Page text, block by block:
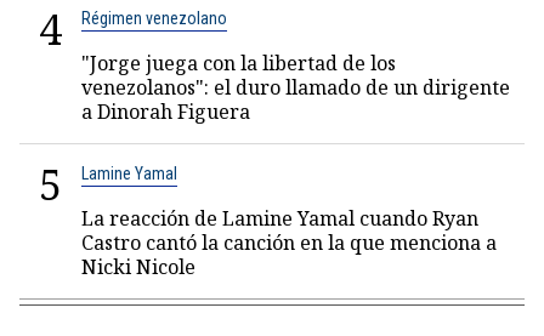
4 Régimen venezolano
"Jorge juega con la libertad de los
venezolanos": el duro llamado de un dirigente
a Dinorah Figuera
5 Lamine Yamal
La reacción de Lamine Yamal cuando Ryan
Castro cantó la canción en la que menciona a
Nicki Nicole